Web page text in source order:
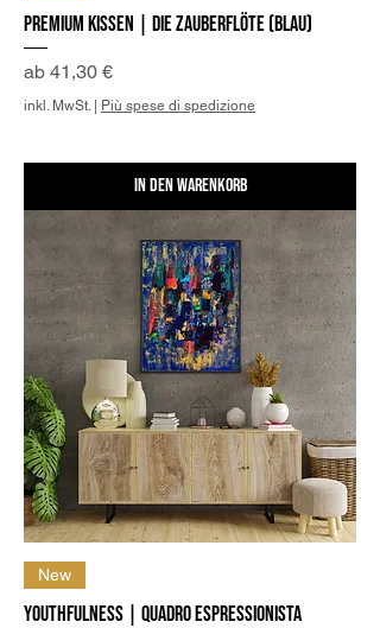
Premium Kissen | Die Zauberflöte (Blau)
ab 41,30 €
Sale-Preis
inkl. MwSt. | Più spese di spedizione
In den Warenkorb
New
Youthfulness | Quadro Espressionista